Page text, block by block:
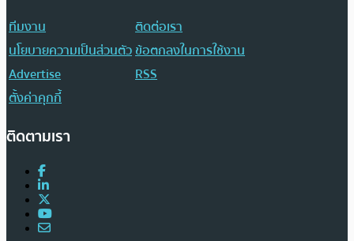
ทีมงาน
ติดต่อเรา
นโยบายความเป็นส่วนตัวข้อตกลงในการใช้งาน
Advertise
RSS
ตั้งค่าคุกกี้
ติดตามเรา